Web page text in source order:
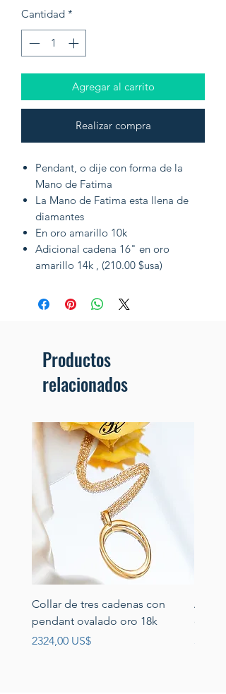
Cantidad *
Agregar al carrito
Realizar compra
Pendant, o dije con forma de la
Mano de Fatima
La Mano de Fatima esta llena de
diamantes
En oro amarillo 10k
Adicional cadena 16" en oro
amarillo 14k , (210.00 $usa)
Productos
relacionados
Collar de tres cadenas con
pendant ovalado oro 18k
Precio
2324,00 US$